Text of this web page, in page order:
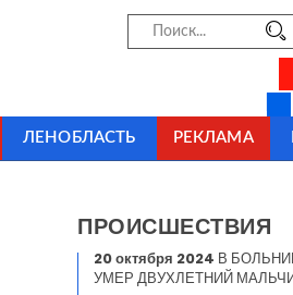
ЛЕНОБЛАСТЬ РЕКЛАМА
ПРОИСШЕСТВИЯ
20 октября 2024 В
УМЕР ДВУХЛЕТНИЙ